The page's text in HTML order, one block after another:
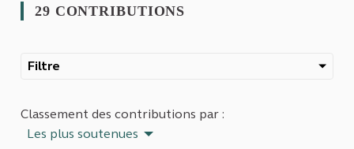
29 CONTRIBUTIONS
Filtre
Classement des contributions par :
Les plus soutenues